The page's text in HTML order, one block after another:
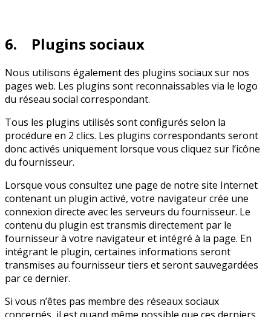
6. Plugins sociaux
Nous utilisons également des plugins sociaux sur nos
pages web. Les plugins sont reconnaissables via le logo
du réseau social correspondant.
Tous les plugins utilisés sont configurés selon la
procédure en 2 clics. Les plugins correspondants seront
donc activés uniquement lorsque vous cliquez sur l’icône
du fournisseur.
Lorsque vous consultez une page de notre site Internet
contenant un plugin activé, votre navigateur crée une
connexion directe avec les serveurs du fournisseur. Le
contenu du plugin est transmis directement par le
fournisseur à votre navigateur et intégré à la page. En
intégrant le plugin, certaines informations seront
transmises au fournisseur tiers et seront sauvegardées
par ce dernier.
Si vous n’êtes pas membre des réseaux sociaux